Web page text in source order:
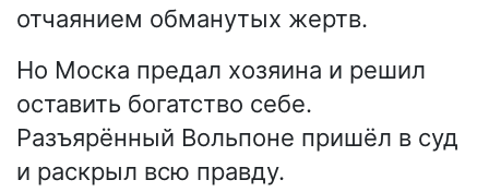
отчаянием обманутых жертв.
Но Моска предал хозяина и решил
оставить богатство себе.
Разъярённый Вольпоне пришёл в суд
и раскрыл всю правду.